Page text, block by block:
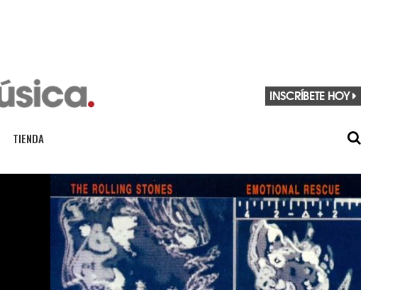
INSCRÍBETE HOY
TIENDA